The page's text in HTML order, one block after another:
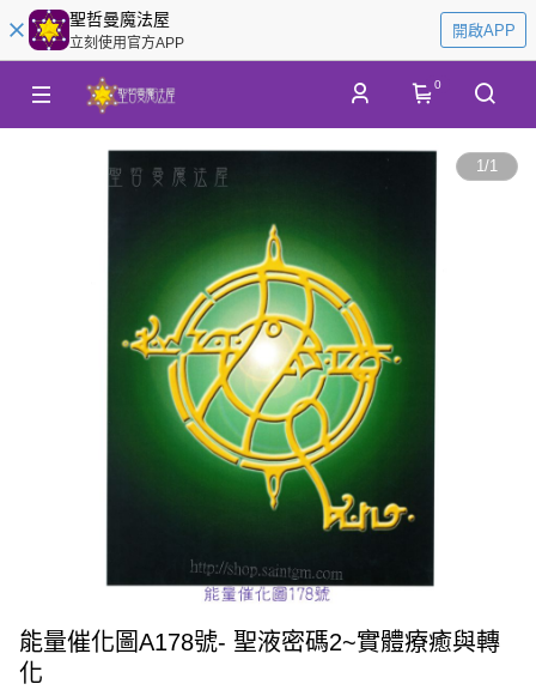
聖哲曼魔法屋
立刻使用官方APP
開啟APP
0
1/1
能量催化圖A178號- 聖液密碼2~實體療癒與轉
化